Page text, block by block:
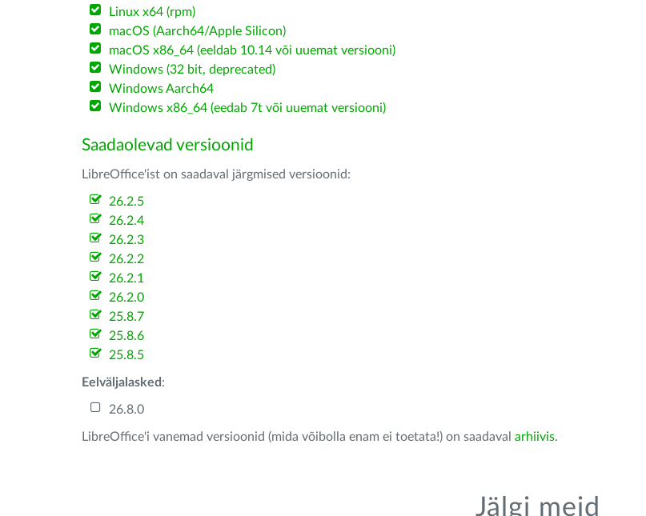
Linux x64 (rpm)
macOS (Aarch64/Apple Silicon)
macOS x86_64 (eeldab 10.14 või uuemat versiooni)
Windows (32 bit, deprecated)
Windows Aarch64
Windows x86_64 (eedab 7t või uuemat versiooni)
Saadaolevad versioonid
LibreOffice'ist on saadaval järgmised versioonid:
26.2.5
26.2.4
26.2.3
26.2.2
26.2.1
26.2.0
25.8.7
25.8.6
25.8.5
Eelväljalasked :
26.8.0
LibreOffice'i vanemad versioonid (mida võibolla enam ei toetata!) on saadaval arhiivis.
Jälgi meid